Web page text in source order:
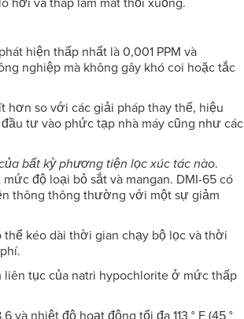
hơi và tháp làm mát thổi xuống.
hiện thấp nhất là 0,001 PPM và
nghiệp mà không gây khó coi hoặc tắc
hơn so với các giải pháp thay thế, hiệu
tư vào phức tạp nhà máy cũng như các
bất kỳ phương tiện lọc xúc tác nào.
độ loại bỏ sắt và mangan. DMI-65 có
thông thông thường với một sự giảm
thể kéo dài thời gian chạy bộ lọc và thời
tục của natri hypochlorite ở mức thấp
và nhiệt độ hoạt động tối đa 113 ° F (45 °